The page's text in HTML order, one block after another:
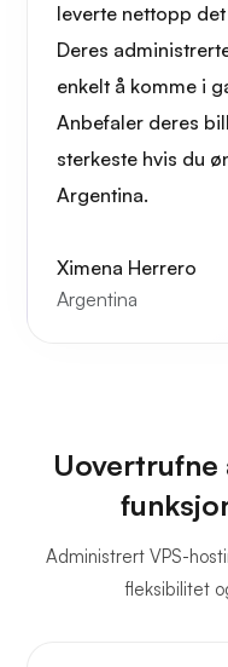
leverte nettopp
Deres
enkelt å komme i
Anbefaler deres
sterkeste hvis du
Argentina.
Ximena Herrero
Argentina
Uovertrufne
Administrert VPS-
fleksibilitet